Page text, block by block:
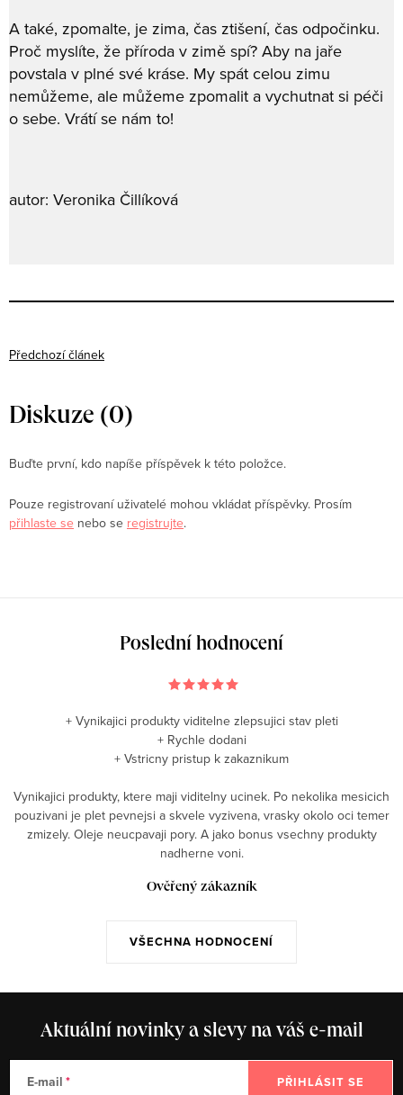
A také, zpomalte, je zima, čas ztišení, čas odpočinku.
Proč myslíte, že příroda v zimě spí? Aby na jaře
povstala v plné své kráse. My spát celou zimu
nemůžeme, ale můžeme zpomalit a vychutnat si péči
o sebe. Vrátí se nám to!
autor: Veronika Čillíková
Předchozí článek
Diskuze (0)
Buďte první, kdo napíše příspěvek k této položce.
Pouze registrovaní uživatelé mohou vkládat příspěvky. Prosím
přihlaste se nebo se registrujte.
Poslední hodnocení
VŠECHNA HODNOCENÍ
+ Vynikajici produkty viditelne zlepsujici stav pleti
+ Rychle dodani
+ Vstricny pristup k zakaznikum
Vynikajici produkty, ktere maji viditelny ucinek. Po nekolika mesicich
pouzivani je plet pevnejsi a skvele vyzivena, vrasky okolo oci temer
zmizely. Oleje neucpavaji pory. A jako bonus vsechny produkty
nadherne voni.
Ověřený zákazník
Aktuální novinky a slevy na váš e-mail
E-mail PŘIHLÁSIT SE